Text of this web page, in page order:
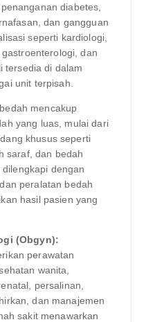
diabetes,
dan gangguan
seperti kardiologi,
dan
tersedia di dalam
unit terpisah.
mencakup
yang luas, mulai dari
khusus seperti
saraf, dan bedah
dengan
peralatan bedah
hasil pasien yang
(Obgyn):
perawatan
wanita,
persalinan,
dan manajemen
sakit menawarkan